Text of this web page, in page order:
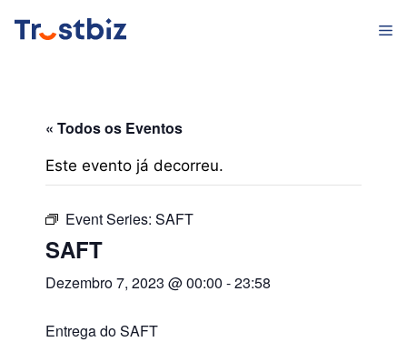
para
« Todos os Eventos
Este evento já decorreu.
Event Series: SAFT
SAFT
Dezembro 7, 2023 @ 00:00 -23:58
Entrega do SAFT